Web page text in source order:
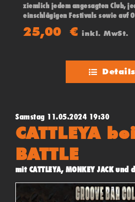
ziemlich jedem angesagten Club,
einschlägigen Festivals sowie auf
„abgeräumt“
25,00€ inkl. MwSt.
Details
Samstag 11.05.2024 19:30
CATTLEYA
BATTLE
mit CATTLEYA, MONKEY JACK und